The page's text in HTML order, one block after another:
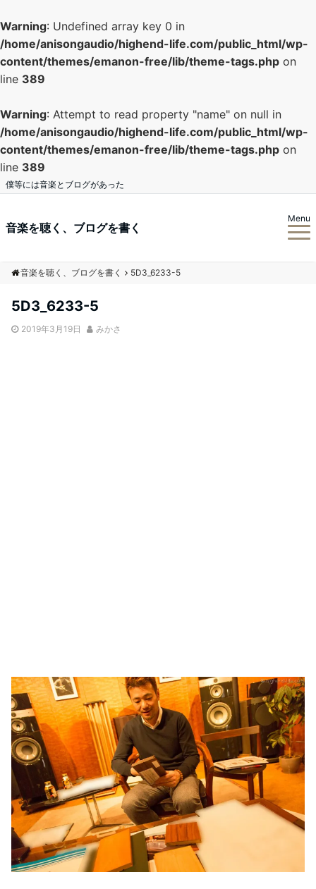
Warning: Undefined array key 0 in
/home/anisongaudio/highend-life.com/public_html/wp-
content/themes/emanon-free/lib/theme-tags.php on
line 389
Warning: Attempt to read property "name" on null in
/home/anisongaudio/highend-life.com/public_html/wp-
content/themes/emanon-free/lib/theme-tags.php on
line 389
僕等には音楽とブログがあった
音楽を聴く、ブログを書く
Menu
音楽を聴く、ブログを書く 5D3_6233-5
5D3_6233-5
2019年3月19日 みかさ